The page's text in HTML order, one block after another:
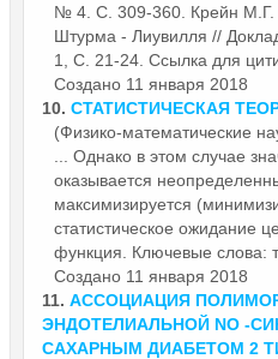
№ 4. С. 309-360. Крейн М.Г.
Штурма - Лиувилля //
1, С. 21-24. Ссылка для
Создано 11 января 2018
10. СТАТИСТИЧЕСКАЯ
(Физико-математические
... Однако в этом случае
оказывается
максимизируется
статистическое ожидание
функция. Ключевые слова:
Создано 11 января 2018
11. АССОЦИАЦИЯ
ЭНДОТЕЛИАЛЬНОЙ NO -
САХАРНЫМ ДИАБЕТОМ 2